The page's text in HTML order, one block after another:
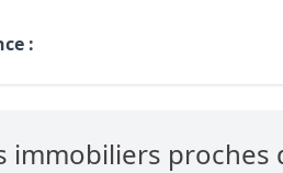
:
immobiliers proches